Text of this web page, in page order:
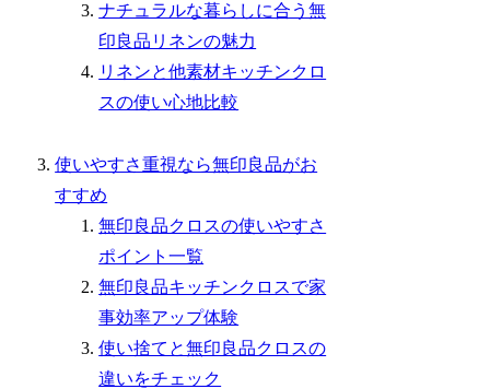
ナチュラルな暮らしに合う無
印良品リネンの魅力
リネンと他素材キッチンクロ
スの使い心地比較
使いやすさ重視なら無印良品がお
すすめ
無印良品クロスの使いやすさ
ポイント一覧
無印良品キッチンクロスで家
事効率アップ体験
使い捨てと無印良品クロスの
違いをチェック